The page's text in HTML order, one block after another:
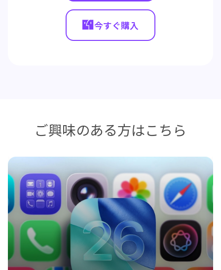
今すぐ購入
ご興味のある方はこちら